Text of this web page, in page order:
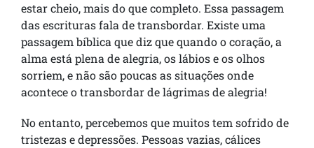
estar cheio, mais do que completo. Essa passagem
das escrituras fala de transbordar. Existe uma
passagem bíblica que diz que quando o coração, a
alma está plena de alegria, os lábios e os olhos
sorriem, e não são poucas as situações onde
acontece o transbordar de lágrimas de alegria!
No entanto, percebemos que muitos tem sofrido de
tristezas e depressões. Pessoas vazias, cálices